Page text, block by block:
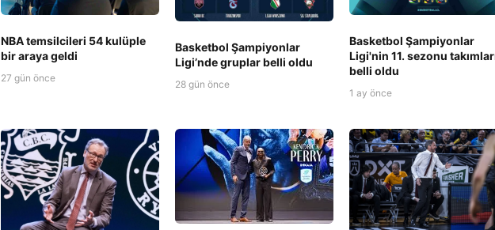
NBA temsilcileri 54 kulüple
bir araya geldi
27 gün önce
Basketbol Şampiyonlar
Ligi’nde gruplar belli oldu
28 gün önce
Basketbol Şampiyonlar
Ligi'nin 11. sezonu
belli oldu
1 ay önce